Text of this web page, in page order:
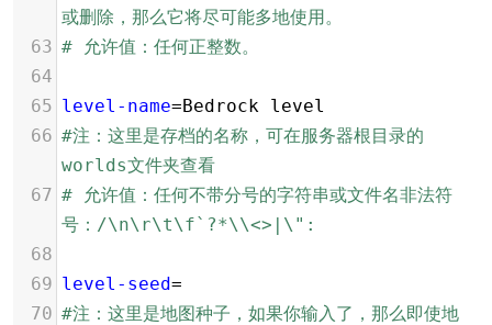
或删除，那么它将尽可能多地使用。
63 # 允许值：任何正整数。
64
65 level-name=Bedrock level
66 #注：这里是存档的名称，可在服务器根目录的
worlds文件夹查看
67 # 允许值：任何不带分号的字符串或文件名非法符
号：/\n\r\t\f`?*\\<>|\":
68
69 level-seed=
70 #注：这里是地图种子，如果你输入了，那么即使地